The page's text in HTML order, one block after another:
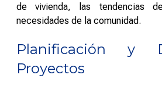
de vivienda, las tendencias
necesidades de la comunidad.
Planificación y
Proyectos